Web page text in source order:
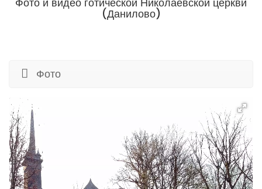
(Данилово)
Фото